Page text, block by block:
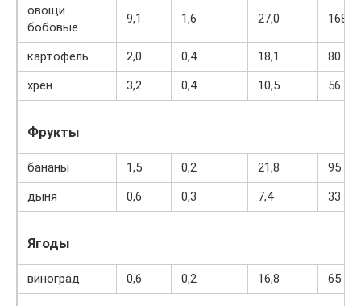
овощи
бобовые
9,1 1,6 27,0 168
картофель 2,0 0,4 18,1
80
хрен
3,2 0,4 10,5 56
Фрукты
бананы 1,5 0,2 21,8
95
дыня
0,6 0,3 7,4 33
Ягоды
виноград 0,6 0,2 16,8 65